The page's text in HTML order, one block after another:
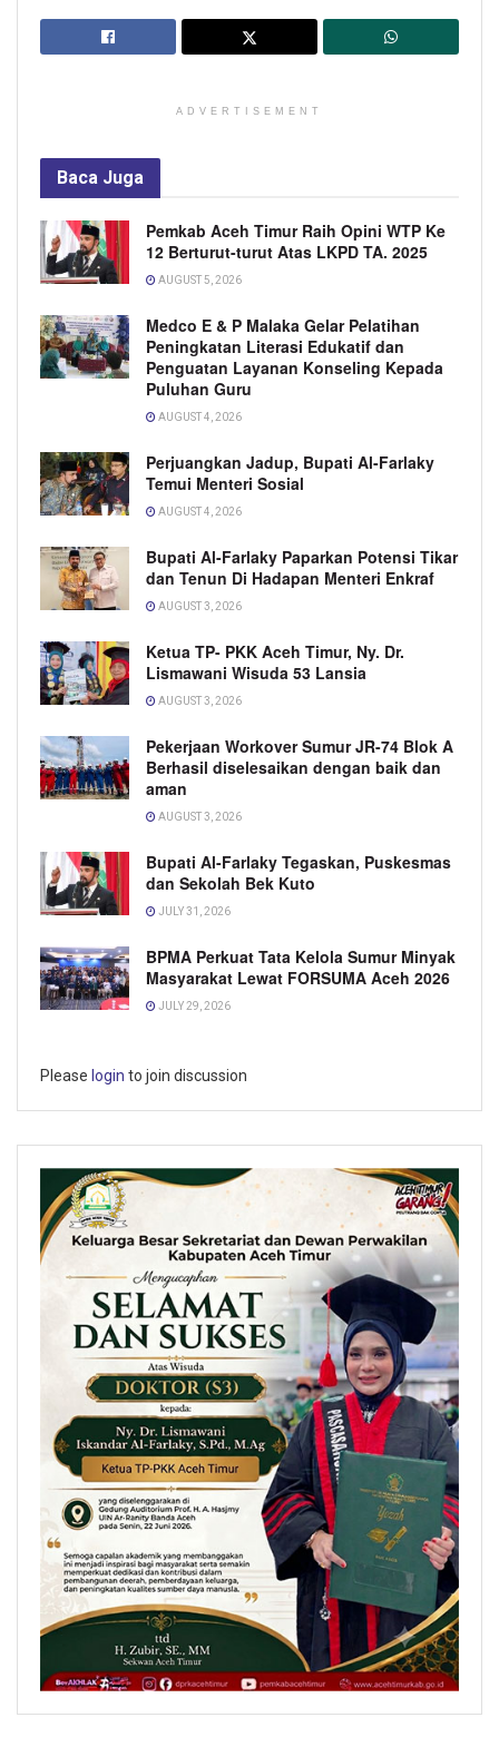
ADVERTISEMENT
Baca Juga
Pemkab Aceh Timur Raih Opini WTP Ke
12 Berturut-turut Atas LKPD TA. 2025
AUGUST 5, 2026
Medco E & P Malaka Gelar Pelatihan
Peningkatan Literasi Edukatif dan
Penguatan Layanan Konseling Kepada
Puluhan Guru
AUGUST 4, 2026
Perjuangkan Jadup, Bupati Al-Farlaky
Temui Menteri Sosial
AUGUST 4, 2026
Bupati Al-Farlaky Paparkan Potensi Tikar
dan Tenun Di Hadapan Menteri Enkraf
AUGUST 3, 2026
Ketua TP- PKK Aceh Timur, Ny. Dr.
Lismawani Wisuda 53 Lansia
AUGUST 3, 2026
Pekerjaan Workover Sumur JR-74 Blok A
Berhasil diselesaikan dengan baik dan
aman
AUGUST 3, 2026
Bupati Al-Farlaky Tegaskan, Puskesmas
dan Sekolah Bek Kuto
JULY 31, 2026
BPMA Perkuat Tata Kelola Sumur Minyak
Masyarakat Lewat FORSUMA Aceh 2026
JULY 29, 2026
Please login to join discussion